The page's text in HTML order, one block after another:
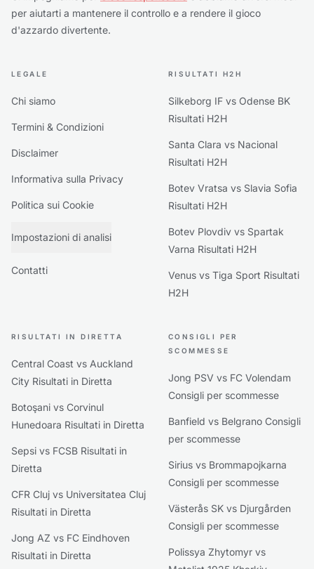
per aiutarti a mantenere il controllo e a rendere il gioco
d'azzardo divertente.
LEGALE
Chi siamo
Termini & Condizioni
Disclaimer
Informativa sulla Privacy
Politica sui Cookie
Impostazioni di analisi
Contatti
RISULTATI H2H
Silkeborg IF vs Odense BK
Risultati H2H
Santa Clara vs Nacional
Risultati H2H
Botev Vratsa vs Slavia Sofia
Risultati H2H
Botev Plovdiv vs Spartak
Varna Risultati H2H
Venus vs Tiga Sport Risultati
H2H
RISULTATI IN DIRETTA
Central Coast vs Auckland
City Risultati in Diretta
Botoşani vs Corvinul
Hunedoara Risultati in Diretta
Sepsi vs FCSB Risultati in
Diretta
CFR Cluj vs Universitatea Cluj
Risultati in Diretta
Jong AZ vs FC Eindhoven
Risultati in Diretta
CONSIGLI PER
SCOMMESSE
Jong PSV vs FC Volendam
Consigli per scommesse
Banfield vs Belgrano Consigli
per scommesse
Sirius vs Brommapojkarna
Consigli per scommesse
Västerås SK vs Djurgården
Consigli per scommesse
Polissya Zhytomyr vs